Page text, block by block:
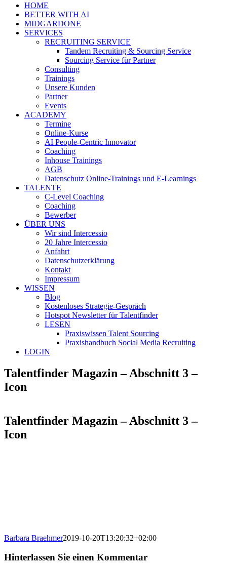
HOME
BETTER WITH AI
MIDGARDONE
SERVICES
RECRUITING SERVICE
Tandem Recruiting & Sourcing Service
Sourcing Service für Partner
Consulting
Trainings
Unsere Kunden
Partner
Events
ACADEMY
Termine
Online-Kurse
AI People-Centric Innovator
Coaching
Inhouse Trainings
AGB
Datenschutz Online-Trainings und E-Learnings
TALENTE
C-Level Coaching
Coaching
Bewerber
ÜBER UNS
Wir sind Intercessio
20 Jahre Intercessio
Anfahrt
Datenschutzerklärung
Kontakt
Impressum
WISSEN
Blog
Kostenloses Strategie-Gespräch
Hotspot Newsletter für Talentfinder
LESEN
Praxiswissen Talent Sourcing
Praxishandbuch Social Media Recruiting
LOGIN
Talentfinder Magazin – Abschnitt 3 –
Icon
Talentfinder Magazin – Abschnitt 3 –
Icon
Barbara Braehmer2019-10-20T13:20:32+02:00
Hinterlassen Sie einen Kommentar